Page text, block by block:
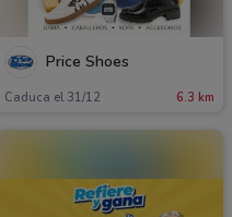
Price Shoes
Caduca el 31/12 6.3 km